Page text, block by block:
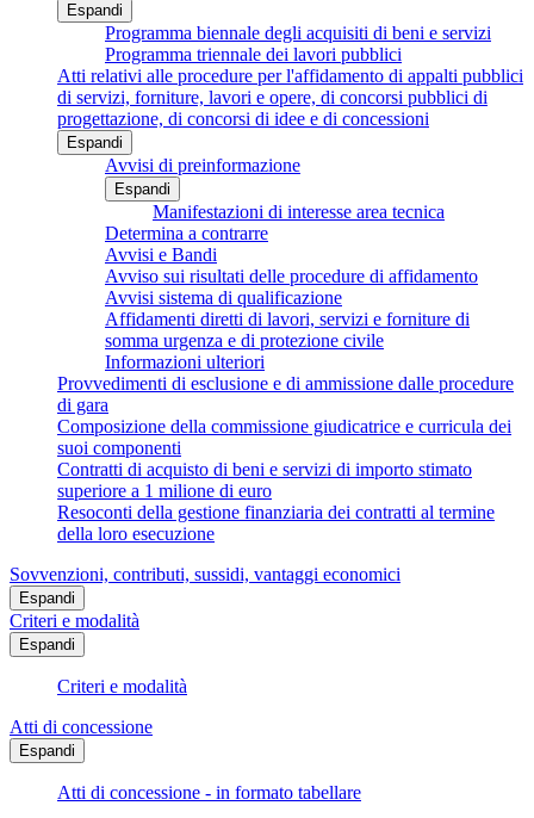
Espandi
Programma biennale degli acquisiti di beni e servizi
Programma triennale dei lavori pubblici
Atti relativi alle procedure per l'affidamento di appalti pubblici
di servizi, forniture, lavori e opere, di concorsi pubblici di
progettazione, di concorsi di idee e di concessioni
Espandi
Avvisi di preinformazione
Espandi
Manifestazioni di interesse area tecnica
Determina a contrarre
Avvisi e Bandi
Avviso sui risultati delle procedure di affidamento
Avvisi sistema di qualificazione
Affidamenti diretti di lavori, servizi e forniture di
somma urgenza e di protezione civile
Informazioni ulteriori
Provvedimenti di esclusione e di ammissione dalle procedure
di gara
Composizione della commissione giudicatrice e curricula dei
suoi componenti
Contratti di acquisto di beni e servizi di importo stimato
superiore a 1 milione di euro
Resoconti della gestione finanziaria dei contratti al termine
della loro esecuzione
Sovvenzioni, contributi, sussidi, vantaggi economici
Espandi
Criteri e modalità
Espandi
Criteri e modalità
Atti di concessione
Espandi
Atti di concessione - in formato tabellare